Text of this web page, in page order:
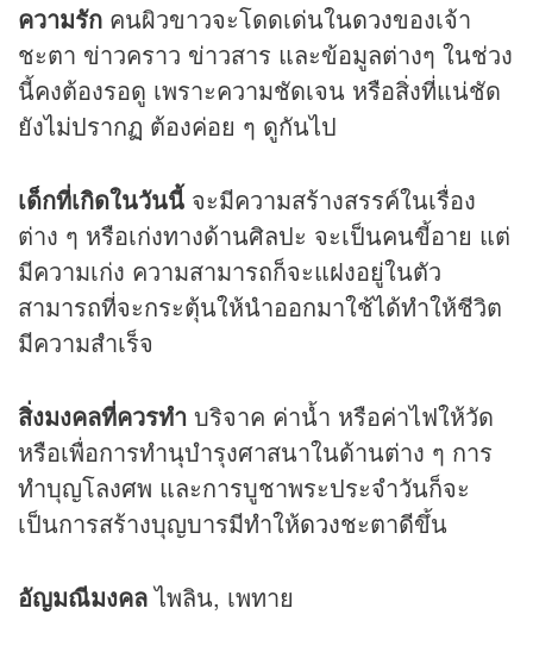
ความรัก คนผิวขาวจะโดดเด่นในดวงของเจ้า
ชะตา ข่าวคราว ข่าวสาร และข้อมูลต่างๆ ในช่วง
นี้คงต้องรอดู เพราะความชัดเจน หรือสิ่งที่แน่ชัด
ยังไม่ปรากฏ ต้องค่อย ๆ ดูกันไป
เด็กที่เกิดในวันนี้ จะมีความสร้างสรรค์ในเรื่อง
ต่าง ๆ หรือเก่งทางด้านศิลปะ จะเป็นคนขี้อาย แต่
มีความเก่ง ความสามารถก็จะแฝงอยู่ในตัว
สามารถที่จะกระตุ้นให้นำออกมาใช้ได้ทำให้ชีวิต
มีความสำเร็จ
สิ่งมงคลที่ควรทำ บริจาค ค่าน้ำ หรือค่าไฟให้วัด
หรือเพื่อการทำนุบำรุงศาสนาในด้านต่าง ๆ การ
ทำบุญโลงศพ และการบูชาพระประจำวันก็จะ
เป็นการสร้างบุญบารมีทำให้ดวงชะตาดีขึ้น
อัญมณีมงคลไพลิน, เพทาย